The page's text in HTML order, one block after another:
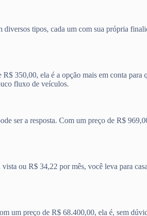
tipos, cada um com sua própria
350,00, ela é a opção mais em conta
fluxo de veículos.
ser a resposta. Com um preço de R$
ou R$ 34,22 por mês, você leva para
um preço de R$ 68.400,00, ela é, sem